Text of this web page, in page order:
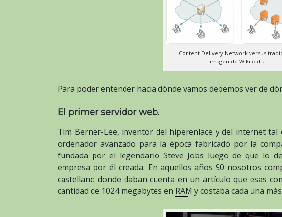
Content Delivery Network versus
imagen de Wikipedia
Para poder entender hacia dónde vamos debemos ver de
El primer servidor web.
Tim Berner-Lee, inventor del hiperenlace y del internet tal
ordenador avanzado para la época fabricado por la
fundada por el legendario Steve Jobs luego de que lo
empresa por él creada. En aquellos años 90 nosotros
castellano donde daban cuenta en un artículo que esas
cantidad de 1024 megabytes en RAM y costaba cada una